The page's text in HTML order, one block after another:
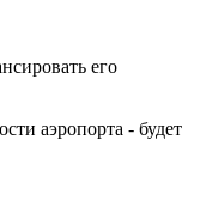
его
аэропорта - будет